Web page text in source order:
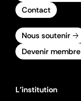
Contact
Nous soutenir
Devenir membre
L'institution